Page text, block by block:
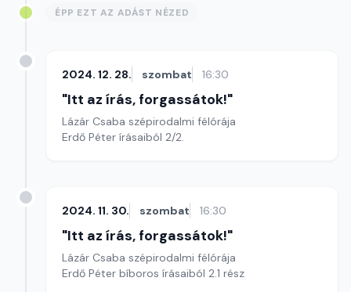
ÉPP EZT AZ ADÁST NÉZED
2024. 12. 28. szombat 16:30
"Itt az írás, forgassátok!"
Lázár Csaba szépirodalmi félórája
Erdő Péter írásaiból 2/2.
2024. 11. 30. szombat 16:30
"Itt az írás, forgassátok!"
Lázár Csaba szépirodalmi félórája
Erdő Péter bíboros írásaiból 2.1 rész